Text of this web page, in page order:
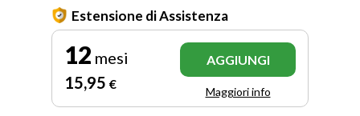
Estensione di Assistenza
12 mesi
15,95 €
AGGIUNGI
Maggiori info